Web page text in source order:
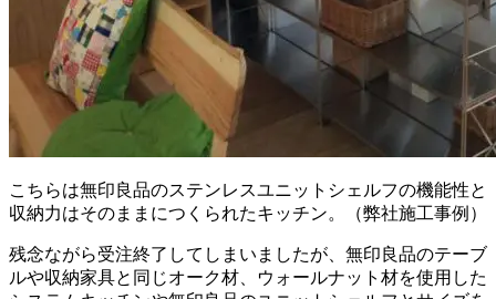
こちらは無印良品のステンレスユニットシェルフの機能性と
収納力はそのままにつくられたキッチン。（弊社施工事例）
残念ながら受注終了してしまいましたが、無印良品のテーブ
ルや収納家具と同じオーク材、ウォールナット材を使用した